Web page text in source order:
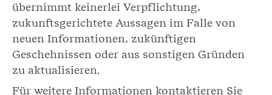
übernimmt keinerlei Verpflichtung,
zukunftsgerichtete Aussagen im Falle von
neuen Informationen, zukünftigen
Geschehnissen oder aus sonstigen Gründen
zu aktualisieren.
Für weitere Informationen kontaktieren Sie